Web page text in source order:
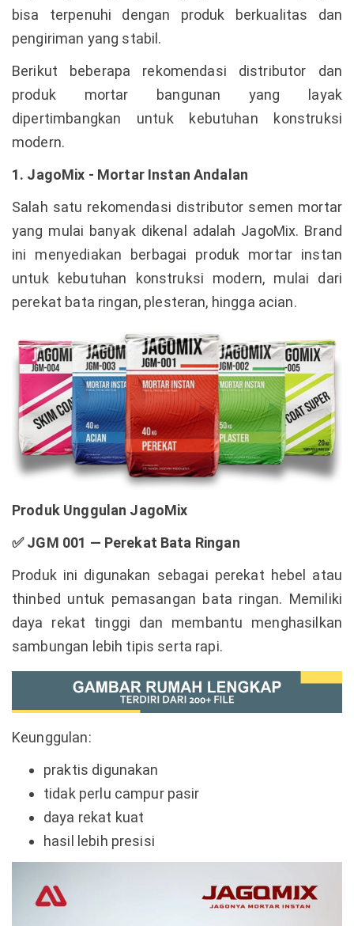
bisa terpenuhi dengan produk berkualitas dan
pengiriman yang stabil.
Berikut beberapa rekomendasi distributor dan
produk mortar bangunan yang layak
dipertimbangkan untuk kebutuhan konstruksi
modern.
1. JagoMix - Mortar Instan Andalan
Salah satu rekomendasi distributor semen mortar
yang mulai banyak dikenal adalah JagoMix. Brand
ini menyediakan berbagai produk mortar instan
untuk kebutuhan konstruksi modern, mulai dari
perekat bata ringan, plesteran, hingga acian.
Produk Unggulan JagoMix
✅JGM 001 — Perekat Bata Ringan
Produk ini digunakan sebagai perekat hebel atau
thinbed untuk pemasangan bata ringan. Memiliki
daya rekat tinggi dan membantu menghasilkan
sambungan lebih tipis serta rapi.
Keunggulan:
praktis digunakan
tidak perlu campur pasir
daya rekat kuat
hasil lebih presisi